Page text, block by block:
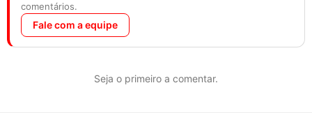
comentários.
Fale com a equipe
Seja o primeiro a comentar.